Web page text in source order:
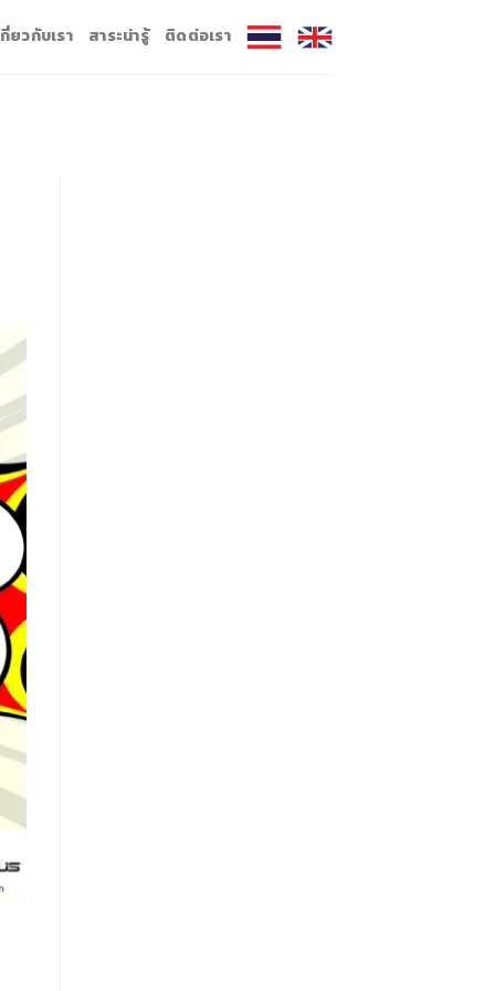
ยวกับเรา สาระน่ารู้ ติดต่อเรา